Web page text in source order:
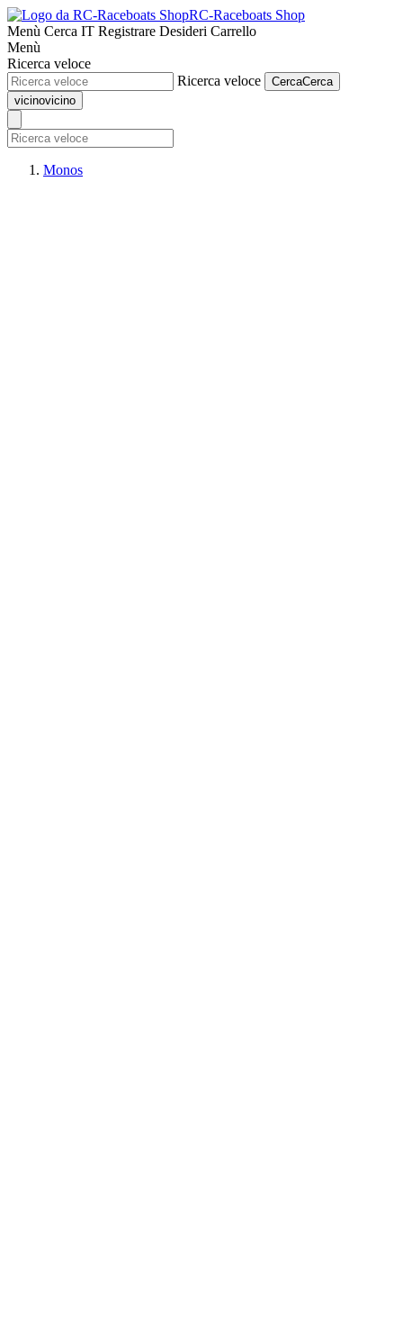
RC-Raceboats Shop
Menù Cerca IT Registrare Desideri Carrello
Menù
Ricerca veloce
Ricerca veloce
CercaCerca
vicinovicino
Monos